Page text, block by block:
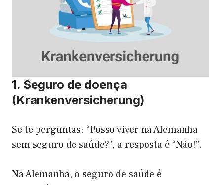
1. Seguro de doença
(Krankenversicherung)
Se te perguntas: “Posso viver na Alemanha
sem seguro de saúde?”, a resposta é “Não!”.
Na Alemanha, o seguro de saúde é